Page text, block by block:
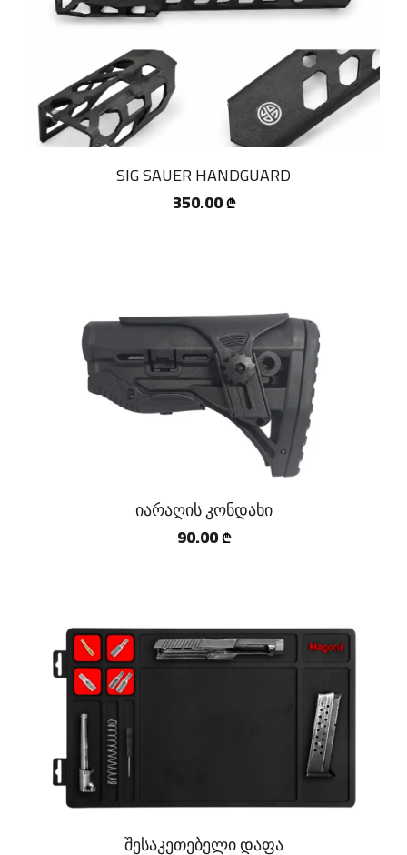
SIG SAUER HANDGUARD
350.00 ₾
იარაღის კონდახი
90.00 ₾
შესაკეთებელი დაფა